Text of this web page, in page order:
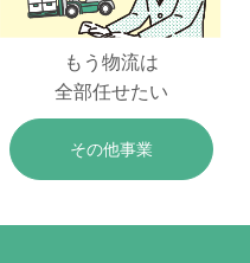
もう物流は
全部任せたい
その他事業